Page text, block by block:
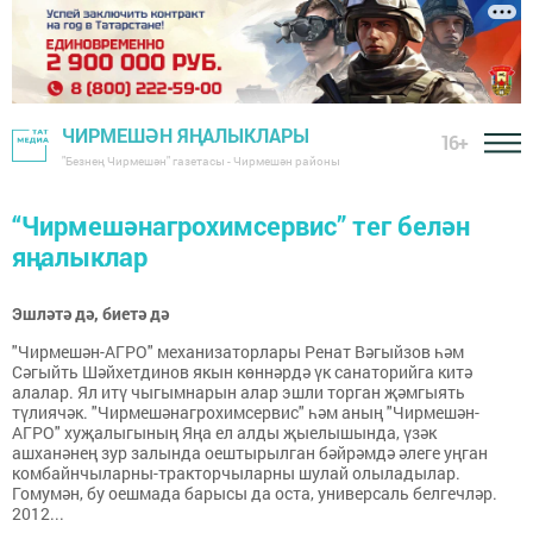
ЧИРМЕШӘН ЯҢАЛЫКЛАРЫ
"Безнең Чирмешән" газетасы - Чирмешән районы
16+
“Чирмешәнагрохимсервис” тег белән
яңалыклар
Эшләтә дә, биетә дә
"Чирмешән-АГРО" механизаторлары Ренат Вәгыйзов һәм
Сәгыйть Шәйхетдинов якын көннәрдә үк санаторийга китә
алалар. Ял итү чыгымнарын алар эшли торган җәмгыять
түлиячәк. "Чирмешәнагрохимсервис" һәм аның "Чирмешән-
АГРО" хуҗалыгының Яңа ел алды җыелышында, үзәк
ашханәнең зур залында оештырылган бәйрәмдә әлеге уңган
комбайнчыларны-тракторчыларны шулай олыладылар.
Гомумән, бу оешмада барысы да оста, универсаль белгечләр.
2012...